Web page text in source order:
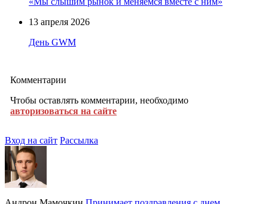
13 апреля 2026
День GWM
Комментарии
Чтобы оставлять комментарии, необходимо
авторизоваться на сайте
Вход на сайт Рассылка